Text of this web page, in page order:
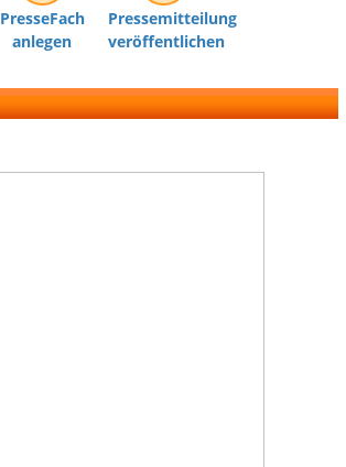
PresseFach
anlegen
Pressemitteilung
veröffentlichen